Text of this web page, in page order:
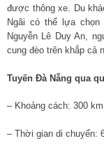
được thông xe. Du
Ngãi có thể lựa
Nguyễn Lê Duy An,
cung đèo trên khắp cả
Tuyến Đà Nẵng qua
– Khoảng cách: 300 km
– Thời gian di chuyển: